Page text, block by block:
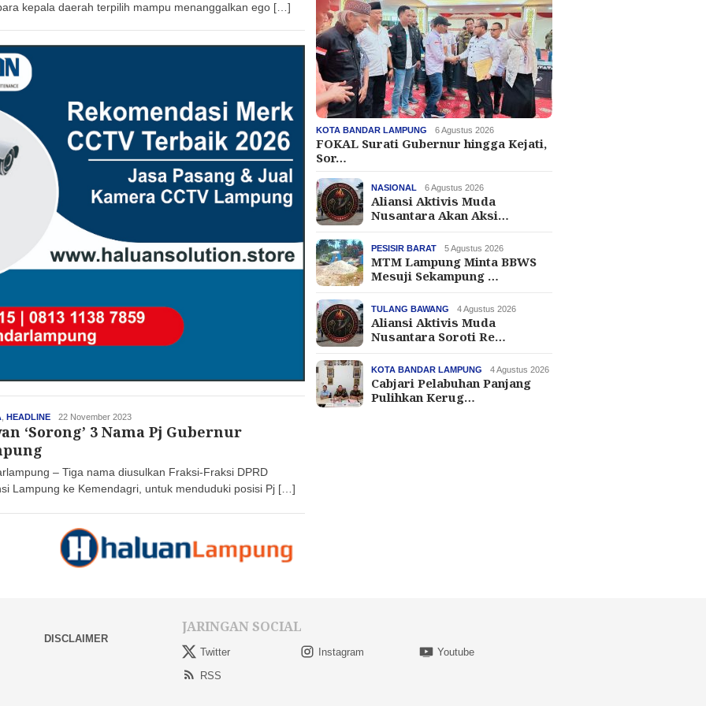
kepala daerah terpilih mampu menanggalkan ego […]
, HEADLINE haluan
22 November 2023
‘Sorong’ 3 Nama Pj Gubernur
– Tiga nama diusulkan Fraksi-Fraksi DPRD
Lampung ke Kemendagri, untuk menduduki posisi Pj […]
KOTA BANDAR LAMPUNG 6 Agustus 2026
FOKAL Surati Gubernur hingga Kejati,
Sor…
NASIONAL 6 Agustus 2026
Aliansi Aktivis Muda
Nusantara Akan Aksi…
PESISIR BARAT 5 Agustus 2026
MTM Lampung Minta BBWS
Mesuji Sekampung …
TULANG BAWANG 4 Agustus 2026
Aliansi Aktivis Muda
Nusantara Soroti Re…
KOTA BANDAR LAMPUNG 4 Agustus 2026
Cabjari Pelabuhan Panjang
Pulihkan Kerug…
DISCLAIMER
JARINGAN SOCIAL
Twitter Instagram
Youtube
RSS